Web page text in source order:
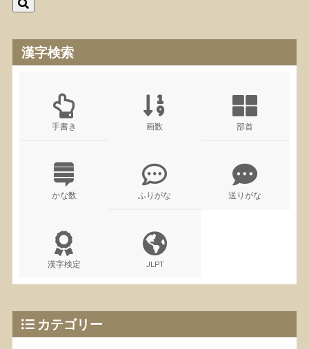
漢字検索
手書き 画数 部首
かな数 ふりがな 送りがな
漢字検定 JLPT
カテゴリー